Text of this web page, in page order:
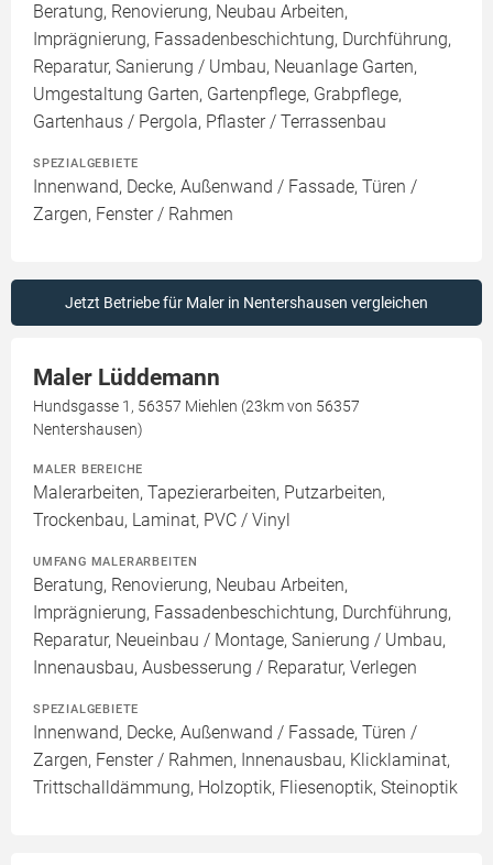
Beratung, Renovierung, Neubau Arbeiten,
Imprägnierung, Fassadenbeschichtung, Durchführung,
Reparatur, Sanierung / Umbau, Neuanlage Garten,
Umgestaltung Garten, Gartenpflege, Grabpflege,
Gartenhaus / Pergola, Pflaster / Terrassenbau
SPEZIALGEBIETE
Innenwand, Decke, Außenwand / Fassade, Türen /
Zargen, Fenster / Rahmen
Jetzt Betriebe für Maler in Nentershausen vergleichen
Maler Lüddemann
Hundsgasse 1, 56357 Miehlen (23km von 56357
Nentershausen)
MALER BEREICHE
Malerarbeiten, Tapezierarbeiten, Putzarbeiten,
Trockenbau, Laminat, PVC / Vinyl
UMFANG MALERARBEITEN
Beratung, Renovierung, Neubau Arbeiten,
Imprägnierung, Fassadenbeschichtung, Durchführung,
Reparatur, Neueinbau / Montage, Sanierung / Umbau,
Innenausbau, Ausbesserung / Reparatur, Verlegen
SPEZIALGEBIETE
Innenwand, Decke, Außenwand / Fassade, Türen /
Zargen, Fenster / Rahmen, Innenausbau, Klicklaminat,
Trittschalldämmung, Holzoptik, Fliesenoptik, Steinoptik